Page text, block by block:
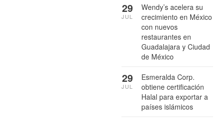
Wendy’s acelera su
crecimiento en México
con nuevos
restaurantes en
Guadalajara y Ciudad
de México
29
JUL
Esmeralda Corp.
obtiene certificación
Halal para exportar a
países islámicos
29
JUL